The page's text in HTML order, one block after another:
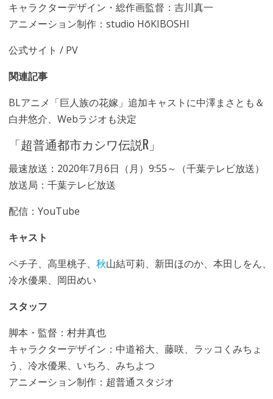
キャラクターデザイン・総作画監督：吉川真一
アニメーション制作：studio HōKIBOSHI
公式サイト / PV
関連記事
BLアニメ「巨人族の花嫁」追加キャストに中澤まさとも＆
白井悠介、Webラジオも決定
「超普通都市カシワ伝説R」
最速放送：2020年7月6日（月）9:55～（千葉テレビ放送）
放送局：千葉テレビ放送
配信：YouTube
キャスト
ペチ子、高里桃子、 秋山結可莉、新田ほのか、本田しをん、
冷水優果、岡田めい
スタッフ
脚本・監督：村井真也
キャラクターデザイン：中道裕大、藤咲、ラッコくみちょ
う、冷水優果、いちろ、みちよつ
アニメーション制作：超普通スタジオ